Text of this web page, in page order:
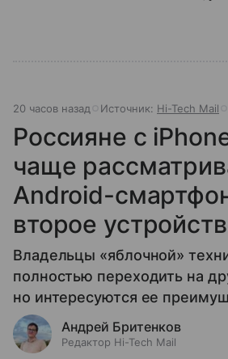
20 часов назад Источник: Hi-Tech Mail
Россияне с
чаще
Android-
второе
Владельцы «яблочной»
полностью переходить на
но интересуются ее
Андрей Бритенков
Редактор Hi-Tech Mail